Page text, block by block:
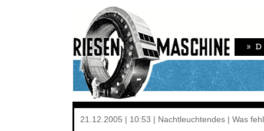
21.12.2005 | 10:53 | Nachtleuchtendes | Was